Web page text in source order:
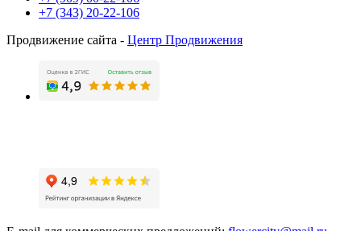
+7 (343) 20-22-106
Продвижение сайта - Центр Продвижения